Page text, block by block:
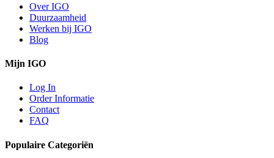
Over IGO
Duurzaamheid
Werken bij IGO
Blog
Mijn IGO
Log In
Order Informatie
Contact
FAQ
Populaire Categoriën